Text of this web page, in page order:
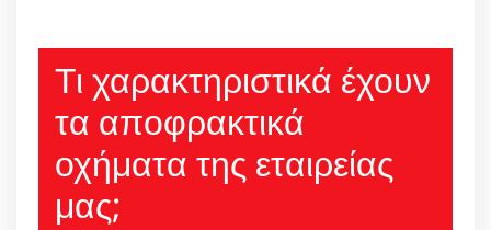
Τι χαρακτηριστικά έχουν
τα αποφρακτικά
οχήματα της εταιρείας
μας;